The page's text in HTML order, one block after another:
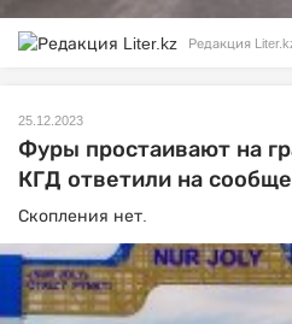
Редакция
25.12.2023
Фуры простаивают на
КГД ответили на
Скопления нет.